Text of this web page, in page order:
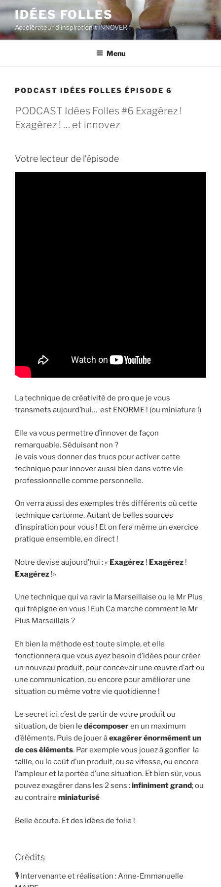
Aller
contenu
principal
IDÉES FOLLES
Accélérateur d'inspiration #INNOVER
Menu
PODCAST IDÉES FOLLES ÉPISODE 6
PODCAST Idées Folles #6 Exagérez !
Exagérez ! … et innovez
Votre lecteur de l’épisode
La technique de créativité de pro que je vous
transmets aujourd’hui… est ENORME ! (ou miniature !)
Elle va vous permettre d’innover de façon
remarquable. Séduisant non ?
Je vais vous donner des trucs pour activer cette
technique pour innover aussi bien dans votre vie
professionnelle comme personnelle.
On verra aussi des exemples très différents où cette
technique cartonne. Autant de belles sources
d’inspiration pour vous ! Et on fera même un exercice
pratique ensemble, en direct !
Notre devise aujourd’hui : « Exagérez ! Exagérez !
Exagérez !»
Une technique qui va ravir la Marseillaise ou le Mr Plus
qui trépigne en vous ! Euh Ca marche comment le Mr
Plus Marseillais ?
Eh bien la méthode est toute simple, et elle
fonctionnera que vous ayez besoin d’idées pour créer
un nouveau produit, pour concevoir une œuvre d’art ou
une communication, ou encore pour améliorer une
situation ou même votre vie quotidienne !
Le secret ici, c’est de partir de votre produit ou
situation, de bien le décomposeren un maximum
d’éléments. Puis de jouer àexagérer énormément un
de ces éléments. Par exemple vous jouez à gonfler la
taille, ou le coût d’un produit, ou sa vitesse, ou encore
l’ampleur et la portée d’une situation. Et bien sûr, vous
pouvez exagérer dans les 2 sens :infiniment grand; ou
au contraire miniaturisé
Belle écoute. Et des idées de folie !
Crédits
🎙 Intervenante et réalisation : Anne-Emmanuelle